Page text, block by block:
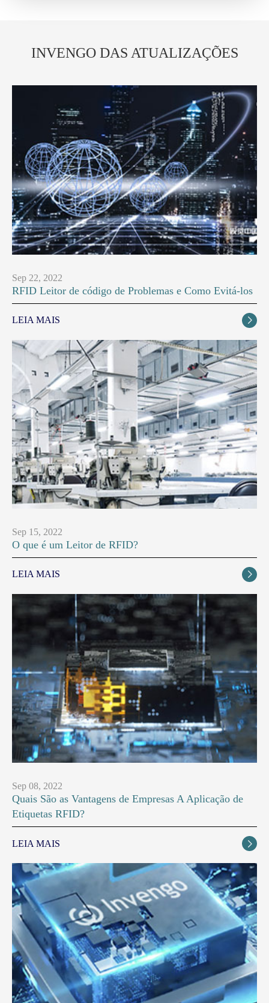
INVENGO DAS ATUALIZAÇÕES
Sep 22, 2022
RFID Leitor de código de Problemas e Como Evitá-los
LEIA MAIS 
Sep 15, 2022
O que é um Leitor de RFID?
LEIA MAIS 
Sep 08, 2022
Quais São as Vantagens de Empresas A Aplicação de
Etiquetas RFID?
LEIA MAIS 